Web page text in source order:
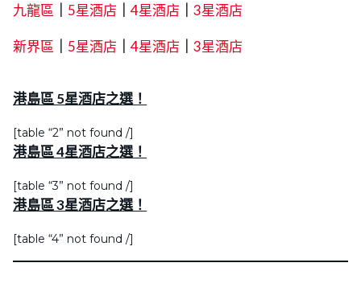
九龍區 5星酒店 4星酒店 3星酒店
新界區 5星酒店 4星酒店 3星酒店
港島區 5星酒店之選！
[table “2” not found /]
港島區 4星酒店之選！
[table “3” not found /]
港島區 3星酒店之選！
[table “4” not found /]